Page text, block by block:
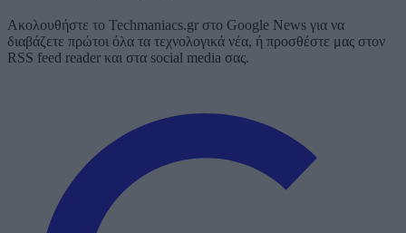
Ακολουθήστε το Techmaniacs.gr στο Google News για να
διαβάζετε πρώτοι όλα τα τεχνολογικά νέα, ή προσθέστε μας στον
RSS feed reader και στα social media σας.